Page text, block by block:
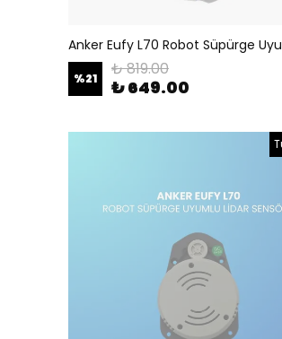
%21 ₺ 819.00
₺ 649.00